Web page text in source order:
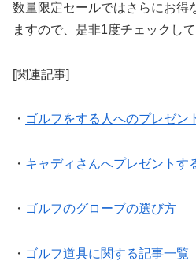
数量限定セールではさらにお得
ますので、是非1度チェックし
[関連記事]
・ ゴルフをする人へのプレゼン
・ キャディさんへプレゼントす
・ ゴルフのグローブの選び方
・ ゴルフ道具に関する記事一覧